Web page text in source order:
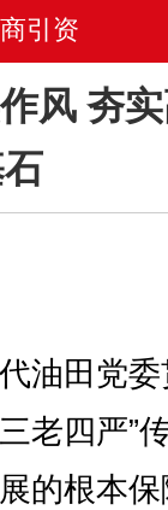
引资
风 夯
油田党委
老四严”
的根本